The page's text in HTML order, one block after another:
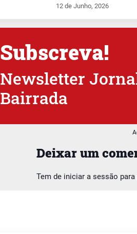
Deixar um
Tem de iniciar a sessão
12 de Junho, 2026
Subscreva!
Newsletter
Bairrada